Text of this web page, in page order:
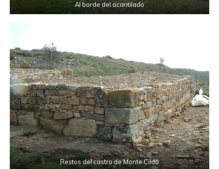
Al borde del acantilado
Restos del castro de Monte Cildá